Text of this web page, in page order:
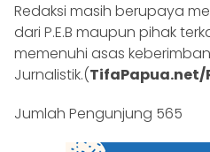
Redaksi masih berupaya
dari P.E.B maupun pihak
memenuhi asas
Jurnalistik.(TifaPapua.net/
Jumlah Pengunjung 565